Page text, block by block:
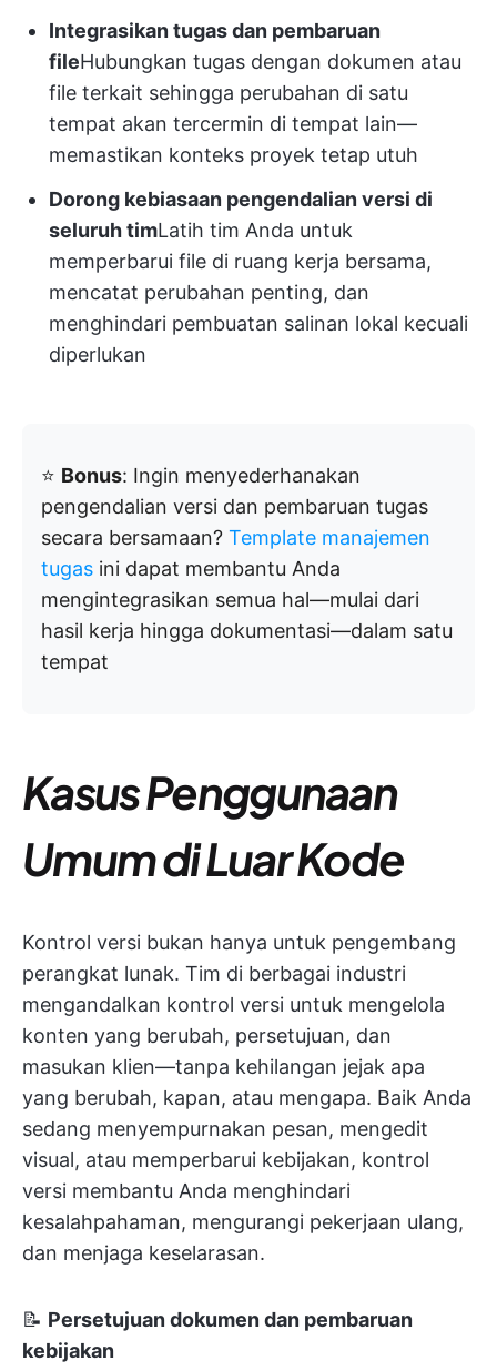
Integrasikan tugas dan pembaruan
fileHubungkan tugas dengan dokumen atau
file terkait sehingga perubahan di satu
tempat akan tercermin di tempat lain—
memastikan konteks proyek tetap utuh
Dorong kebiasaan pengendalian versi di
seluruh timLatih tim Anda untuk
memperbarui file di ruang kerja bersama,
mencatat perubahan penting, dan
menghindari pembuatan salinan lokal kecuali
diperlukan
⭐️ Bonus: Ingin menyederhanakan
pengendalian versi dan pembaruan tugas
secara bersamaan? Template manajemen
tugas ini dapat membantu Anda
mengintegrasikan semua hal—mulai dari
hasil kerja hingga dokumentasi—dalam satu
tempat
Kasus Penggunaan
Umum di Luar Kode
Kontrol versi bukan hanya untuk pengembang
perangkat lunak. Tim di berbagai industri
mengandalkan kontrol versi untuk mengelola
konten yang berubah, persetujuan, dan
masukan klien—tanpa kehilangan jejak apa
yang berubah, kapan, atau mengapa. Baik Anda
sedang menyempurnakan pesan, mengedit
visual, atau memperbarui kebijakan, kontrol
versi membantu Anda menghindari
kesalahpahaman, mengurangi pekerjaan ulang,
dan menjaga keselarasan.
📝 Persetujuan dokumen dan pembaruan
kebijakan